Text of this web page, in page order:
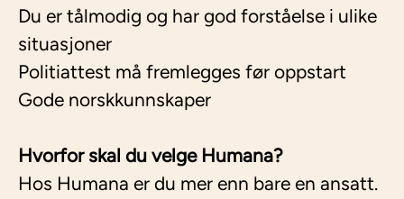
Du er tålmodig og har god forståelse i ulike
situasjoner
Politiattest må fremlegges før oppstart
Gode norskkunnskaper
Hvorfor skal du velge Humana?
Hos Humana er du mer enn bare en ansatt.